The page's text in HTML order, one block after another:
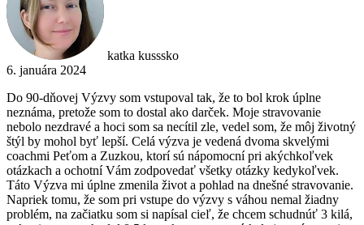
katka kusssko
6. januára 2024
Do 90-dňovej Výzvy som vstupoval tak, že to bol krok úplne
neznáma, pretože som to dostal ako darček. Moje stravovanie
nebolo nezdravé a hoci som sa necítil zle, vedel som, že môj životný
štýl by mohol byť lepší. Celá výzva je vedená dvoma skvelými
coachmi Peťom a Zuzkou, ktorí sú nápomocní pri akýchkoľvek
otázkach a ochotní Vám zodpovedať všetky otázky kedykoľvek.
Táto Výzva mi úplne zmenila život a pohlad na dnešné stravovanie.
Napriek tomu, že som pri vstupe do výzvy s váhou nemal žiadny
problém, na začiatku som si napísal cieľ, že chcem schudnúť 3 kilá,